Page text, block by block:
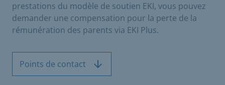
prestations du modèle de soutien EKI, vous pouvez
demander une compensation pour la perte de la
rémunération des parents via EKI Plus.
Points de contact